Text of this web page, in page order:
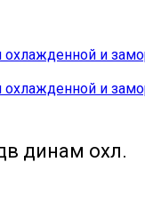
динам охл.